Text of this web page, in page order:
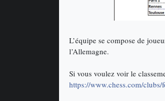
L’équipe se compose de
l’Allemagne.
Si vous voulez voir le
https://www.chess.com/clubs/